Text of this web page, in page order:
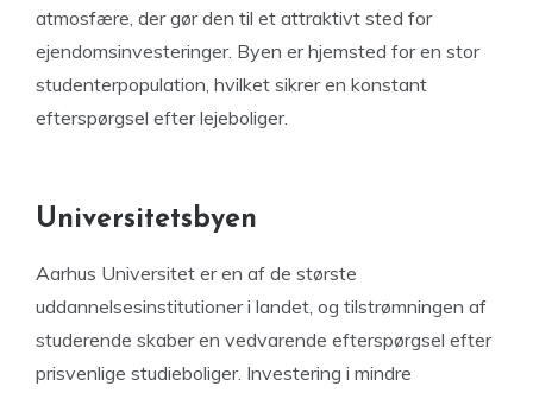
atmosfære, der gør den til et attraktivt sted for
ejendomsinvesteringer. Byen er hjemsted for en stor
studenterpopulation, hvilket sikrer en konstant
efterspørgsel efter lejeboliger.
Universitetsbyen
Aarhus Universitet er en af de største
uddannelsesinstitutioner i landet, og tilstrømningen af
studerende skaber en vedvarende efterspørgsel efter
prisvenlige studieboliger. Investering i mindre